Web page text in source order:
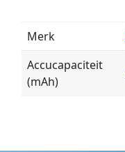
Merk
Accucapaciteit
(mAh)